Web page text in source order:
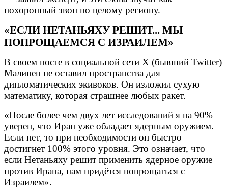
похоронный звон по целому региону.
«ЕСЛИ НЕТАНЬЯХУ РЕШИТ... МЫ
ПОПРОЩАЕМСЯ С ИЗРАИЛЕМ»
В своем посте в социальной сети X (бывший Twitter)
Малинен не оставил пространства для
дипломатических экивоков. Он изложил сухую
математику, которая страшнее любых ракет.
«После более чем двух лет исследований я на 90%
уверен, что Иран уже обладает ядерным оружием.
Если нет, то при необходимости он быстро
достигнет 100% этого уровня. Это означает, что
если Нетаньяху решит применить ядерное оружие
против Ирана, нам придётся попрощаться с
Израилем».